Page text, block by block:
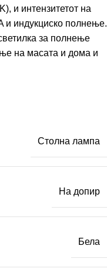
и интензитетот на
и индукциско полнење.
за полнење
на масата и дома и
Столна лампа
На допир
Бела